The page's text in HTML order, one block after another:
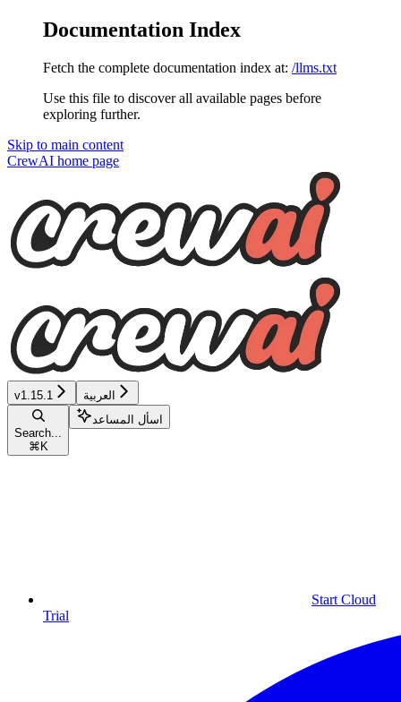
Documentation Index
Fetch the complete documentation index at: /llms.txt
Use this file to discover all available pages before
exploring further.
Skip to main content
CrewAI home page
v1.15.1 العربية
Search...
⌘ K
اسأل المساعد
Start Cloud
Trial